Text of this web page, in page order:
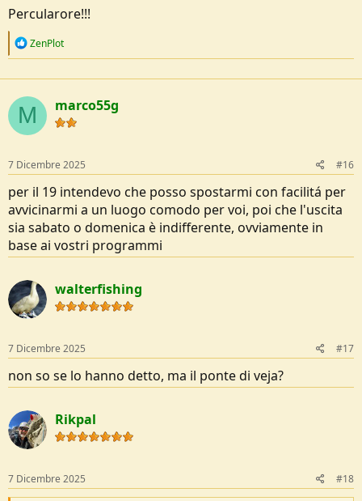
Percularore!!!
R
c
t
o
n
ZenPlot
M marco55g
7 Dicembre 2025 #16
per il 19 intendevo che posso spostarmi con facilitá per
avvicinarmi a un luogo comodo per voi, poi che l'uscita
sia sabato o domenica è indifferente, ovviamente in
base ai vostri programmi
walterfishing
7 Dicembre 2025 #17
non so se lo hanno detto, ma il ponte di veja?
Rikpal
7 Dicembre 2025 #18